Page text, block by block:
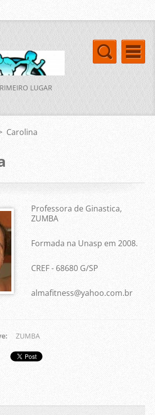
LUGAR
Carolina
Professora de Ginastica,
ZUMBA
Formada na Unasp em 2008.
CREF - 68680 G/SP
almafitness@yahoo.com.br
: ZUMBA